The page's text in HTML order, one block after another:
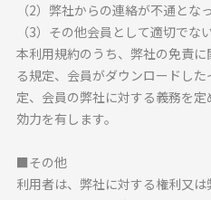
（2）弊社からの連絡が不通とな
（3）その他会員として適切でな
本利用規約のうち、弊社の免責
る規定、会員がダウンロードし
定、会員の弊社に対する義務を
効力を有します。
■その他
利用者は、弊社に対する権利又